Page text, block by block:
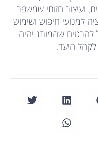
ועיצוב חזותי שמשפר
למנועי חיפוש ושימוש
להבטיח שהמותג יהיה
לקהל היעד.